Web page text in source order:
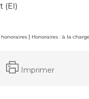
(EI)
honoraires | Honoraires : à la
Imprimer